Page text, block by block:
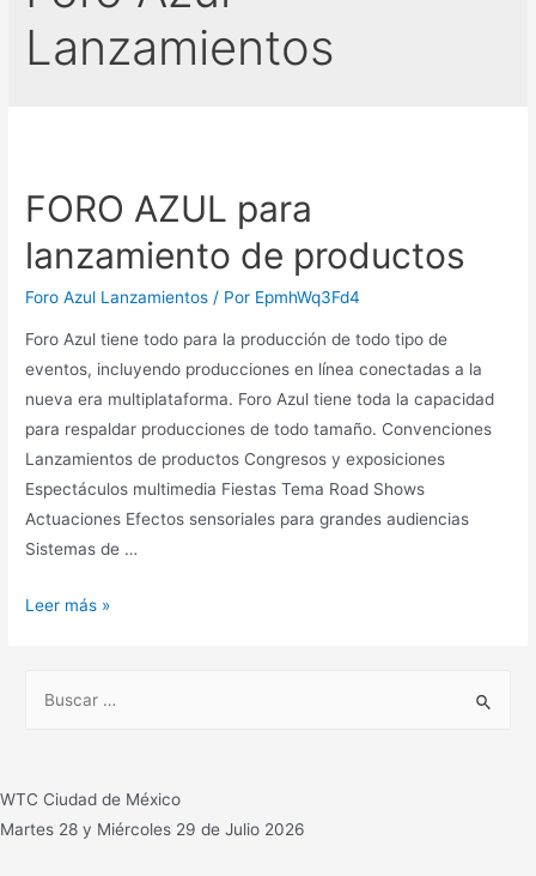
Lanzamientos
FORO AZUL para
lanzamiento de productos
Foro Azul Lanzamientos / Por EpmhWq3Fd4
Foro Azul tiene todo para la producción de todo tipo de
eventos, incluyendo producciones en línea conectadas a la
nueva era multiplataforma. Foro Azul tiene toda la capacidad
para respaldar producciones de todo tamaño. Convenciones
Lanzamientos de productos Congresos y exposiciones
Espectáculos multimedia Fiestas Tema Road Shows
Actuaciones Efectos sensoriales para grandes audiencias
Sistemas de …
FORO
lanzamiento
Leer más »
WTC Ciudad de México
Martes 28 y Miércoles 29 de Julio 2026